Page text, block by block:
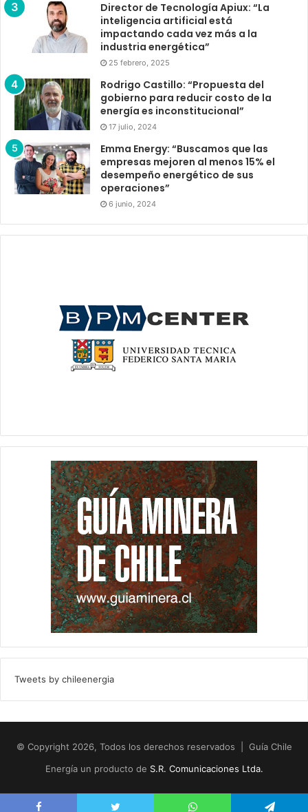
Director de Tecnología Apiux: “La
inteligencia artificial está
impactando cada vez más a la
industria energética”
25 febrero, 2025
Rodrigo Castillo: “Propuesta del
gobierno para reducir costo de la
energía es inconstitucional”
17 julio, 2024
Emma Energy: “Buscamos que las
empresas mejoren al menos 15% el
desempeño energético de sus
operaciones”
6 junio, 2024
Tweets by chileenergia
© Copyright 2026, Todos los derechos reservados | Guía Chile
Energía un producto de S.R. Comunicaciones Ltda.